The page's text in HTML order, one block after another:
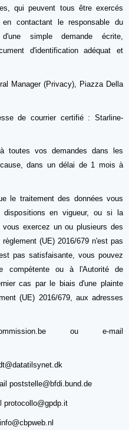
qui peuvent tous être exercés
contactant le responsable du
simple demande écrite,
d'identification adéquat et
Manager (Privacy), Piazza Della
de courrier certifié : Starline-
toutes vos demandes dans les
dans un délai de 1 mois à
le traitement des données vous
dispositions en vigueur, ou si la
exercez un ou plusieurs des
(UE) 2016/679 n'est pas
pas satisfaisante, vous pouvez
compétente ou à l'Autorité de
cas par le biais d'une plainte
(UE) 2016/679, aux adresses
ou e-mail
poststelle@bfdi.bund.de
protocollo@gpdp.it